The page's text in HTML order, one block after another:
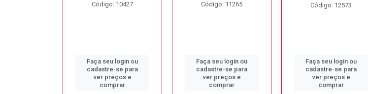
Código: 10427
Faça seu login ou
cadastre-se para
ver preços e
comprar
Código: 11265
Faça seu login ou
cadastre-se para
ver preços e
comprar
Código: 12573
Faça seu login ou
cadastre-se para
ver preços e
comprar